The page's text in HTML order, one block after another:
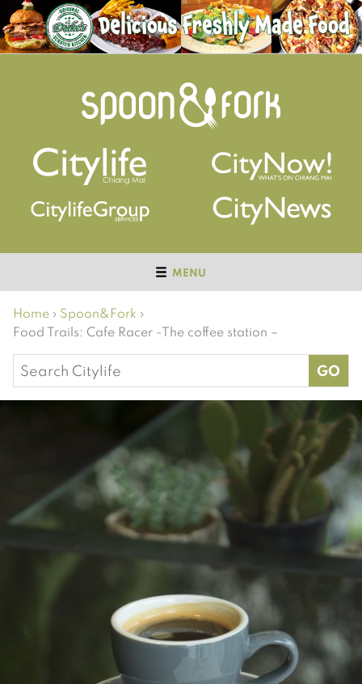
MENU
Home › Spoon&Fork ›
Food Trails: Cafe Racer -The coffee station –
Search
for: